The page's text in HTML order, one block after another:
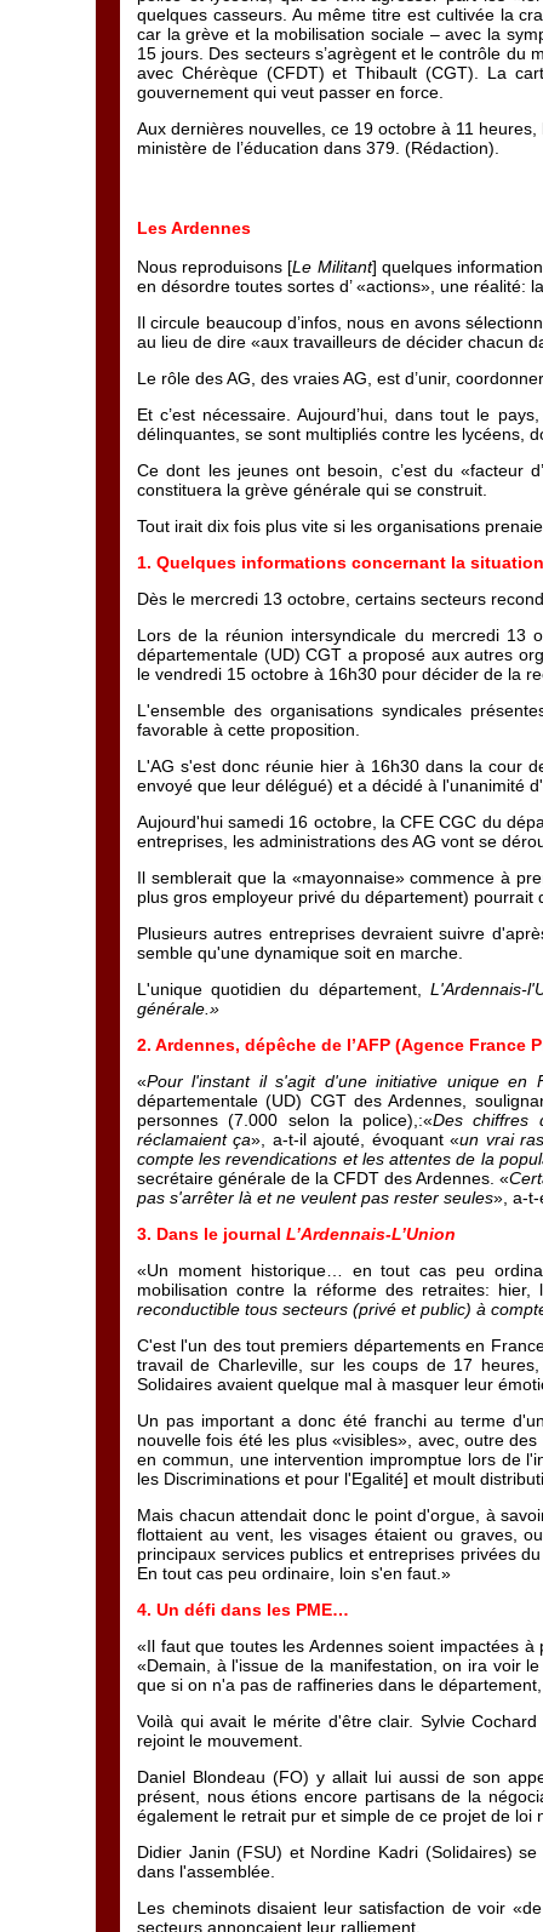
quelques casseurs. Au même titre est cultivée la
car la grève et la mobilisation sociale – avec la
15 jours. Des secteurs s’agrègent et le contrôle du
avec Chérèque (CFDT) et Thibault (CGT). La
gouvernement qui veut passer en force.
Aux dernières nouvelles, ce 19 octobre à 11
ministère de l’éducation dans 379. (Rédaction).
Les Ardennes
Nous reproduisons [Le Militant] quelques
en désordre toutes sortes d’ «actions», une réalité:
Il circule beaucoup d’infos, nous en avons
au lieu de dire «aux travailleurs de décider chacun
Le rôle des AG, des vraies AG, est d’unir,
Et c’est nécessaire. Aujourd’hui, dans tout le
délinquantes, se sont multipliés contre les lycéens,
Ce dont les jeunes ont besoin, c’est du «facteur
constituera la grève générale qui se construit.
Tout irait dix fois plus vite si les organisations
1. Quelques informations concernant la
Dès le mercredi 13 octobre, certains secteurs
Lors de la réunion intersyndicale du mercredi 13
départementale (UD) CGT a proposé aux autres
le vendredi 15 octobre à 16h30 pour décider de la
L'ensemble des organisations syndicales
favorable à cette proposition.
L'AG s'est donc réunie hier à 16h30 dans la cour
envoyé que leur délégué) et a décidé à l'unanimité
Aujourd'hui samedi 16 octobre, la CFE CGC du
entreprises, les administrations des AG vont se
Il semblerait que la «mayonnaise» commence à
plus gros employeur privé du département)
Plusieurs autres entreprises devraient suivre
semble qu'une dynamique soit en marche.
L'unique quotidien du département, L'Ardennais-
générale.»
2. Ardennes, dépêche de l’AFP (Agence France
«Pour l'instant il s'agit d'une initiative unique en
départementale (UD) CGT des Ardennes,
personnes (7.000 selon la police),:«Des chiffres
réclamaient ça», a-t-il ajouté, évoquant «un vrai
compte les revendications et les attentes de la
secrétaire générale de la CFDT des Ardennes. «
pas s'arrêter là et ne veulent pas rester seules», a-t-
3. Dans le journal L’Ardennais-L’Union
«Un moment historique… en tout cas peu
mobilisation contre la réforme des retraites:
reconductible tous secteurs (privé et public) à
C'est l'un des tout premiers départements en
travail de Charleville, sur les coups de 17
Solidaires avaient quelque mal à masquer leur
Un pas important a donc été franchi au terme
nouvelle fois été les plus «visibles», avec, outre
en commun, une intervention impromptue lors de
les Discriminations et pour l'Egalité] et moult
Mais chacun attendait donc le point d'orgue, à
flottaient au vent, les visages étaient ou graves,
principaux services publics et entreprises privées
En tout cas peu ordinaire, loin s'en faut.»
4. Un défi dans les PME…
«Il faut que toutes les Ardennes soient impactées
«Demain, à l'issue de la manifestation, on ira voir
que si on n'a pas de raffineries dans le
Voilà qui avait le mérite d'être clair. Sylvie
rejoint le mouvement.
Daniel Blondeau (FO) y allait lui aussi de son
présent, nous étions encore partisans de la
également le retrait pur et simple de ce projet de loi
Didier Janin (FSU) et Nordine Kadri (Solidaires)
dans l'assemblée.
Les cheminots disaient leur satisfaction de voir
secteurs annonçaient leur ralliement.